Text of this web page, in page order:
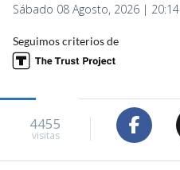
Sábado 08 Agosto, 2026 | 20:14
Seguimos criterios de
4455
visitas